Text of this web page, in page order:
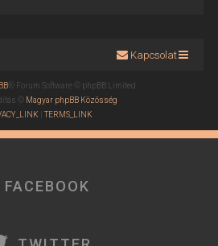
Kapcsolat
® Forum Software © phpBB Limited
© Magyar phpBB Közösség
|TERMS_LINK
FACEBOOK